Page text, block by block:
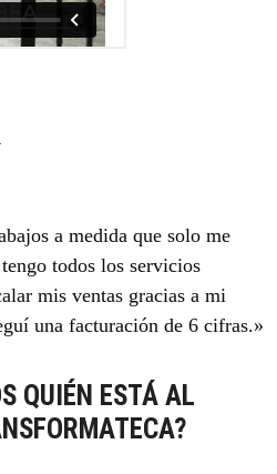
a medida que solo me
todos los servicios
mis ventas gracias a mi
una facturación de 6 cifras.»
QUIÉN ESTÁ AL